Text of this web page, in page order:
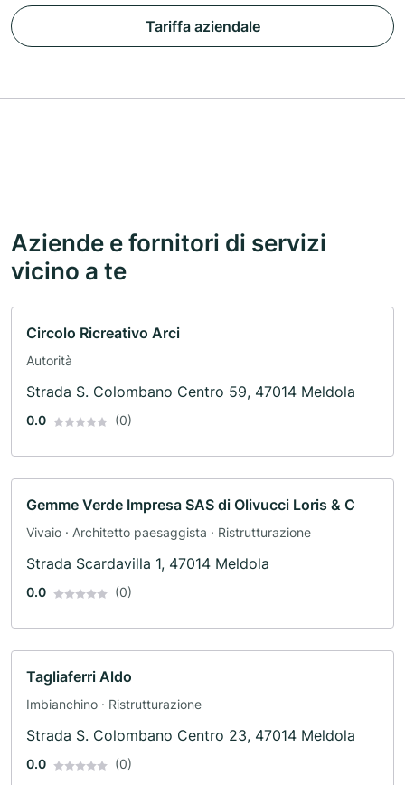
Tariffa aziendale
Aziende e fornitori di servizi
vicino a te
Circolo Ricreativo Arci
Autorità
Strada S. Colombano Centro 59, 47014 Meldola
0.0 (0)
Gemme Verde Impresa SAS di Olivucci Loris & C
Vivaio · Architetto paesaggista · Ristrutturazione
Strada Scardavilla 1, 47014 Meldola
0.0 (0)
Tagliaferri Aldo
Imbianchino · Ristrutturazione
Strada S. Colombano Centro 23, 47014 Meldola
0.0 (0)